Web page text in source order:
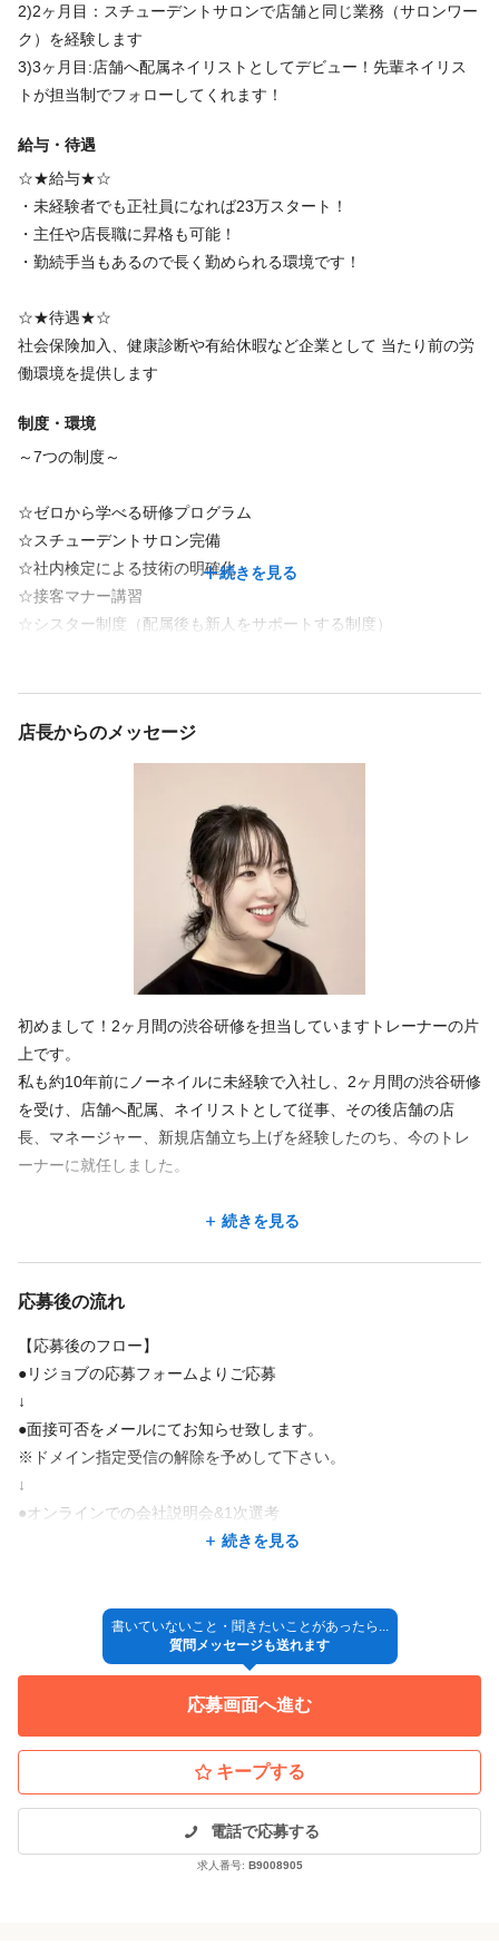
【 NO NAIL は嬉しい★がいっぱいあります!! 】
私たちは、常にお客様の満足度(笑顔)を追求していく組織でありた
それには、まずは働く私たちネイリストがお客様の満足度を常に
「考え」「行動」しそしてなによりも「楽しむ」ことであると思
っています。
がっていくと思っています。
一緒に楽しんで頂けるネイリストの応募を待っています!そして、
2)2ヶ月目：スチューデントサロンで店舗と同じ業務（サロンワー
ク）を経験します
3)3ヶ月目:店舗へ配属ネイリストとしてデビュー！先輩ネイリス
トが担当制でフォローしてくれます！
給与・待遇
☆★給与★☆
・未経験者でも正社員になれば23万スタート！
・主任や店長職に昇格も可能！
・勤続手当もあるので長く勤められる環境です！
☆★待遇★☆
社会保険加入、健康診断や有給休暇など企業として 当たり前の労
働環境を提供します
制度・環境
～7つの制度～
☆ゼロから学べる研修プログラム
☆スチューデントサロン完備
☆社内検定による技術の明確化
☆接客マナー講習
☆シスター制度（配属後も新人をサポートする制度）
続きを見る
店長からのメッセージ
初めまして！2ヶ月間の渋谷研修を担当していますトレーナーの片
上です。
私も約10年前にノーネイルに未経験で入社し、2ヶ月間の渋谷研修
を受け、店舗へ配属、ネイリストとして従事、その後店舗の店
長、マネージャー、新規店舗立ち上げを経験したのち、今のトレ
ーナーに就任しました。
わたし自身も未経験からのスタートでしたので、これからネイリ
ります。
ですので、私の指導のモットーは「無資格や未経験の人にも分か
りやすく、習得が遅くても早くても、不器用でも器用でも、どの
していくこと」です。
まずは、第一歩を踏み出さなければ何も始まりません。
1ケ月目の研修は座学から始まりますので、道具の使い方、爪の構
造を知るなど基礎的なことも教えます。
その後はオフやケアの基礎の習得と、ハンドモデルさんでワンカ
ラー、ラメグラデーションなどシンプルなデザインの習得を行い
2ケ月目には渋谷研修所の中にあるネイルサロンでサロンワークも
経験しながらデザイン性の高いネイルも学びます。
研修期間中は小テストを重ねながら、改善、練習を繰り返し、2ケ
月目の研修が終わるころには店舗配属に必要な、技術力、接客力
続きを見る
応募後の流れ
【応募後のフロー】
●リジョブの応募フォームよりご応募
↓
●面接可否をメールにてお知らせ致します。
※ドメイン指定受信の解除を予めして下さい。
↓
●オンラインでの会社説明会&1次選考
説明を聞いてみて選考に進むかどうか判断いただいて大丈夫で
※履歴書等の提出は不要です。
●2次面接
1:1のオンライン面接になります。
この時に履歴書、職務経歴書をご提出いただきます。
●内定
続きを見る
書いていないこと・聞きたいことがあったら...
質問メッセージも送れます
応募画面へ進む
キープする
電話で応募する
求人番号: B9008905